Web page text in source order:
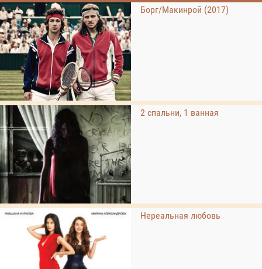
Борг/Макинрой (2017)
2 спальни, 1 ванная
Нереальная любовь